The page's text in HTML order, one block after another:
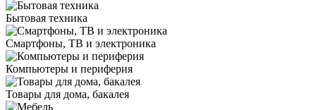
Бытовая техника
Смартфоны, ТВ и электроника
Компьютеры и периферия
Товары для дома, бакалея